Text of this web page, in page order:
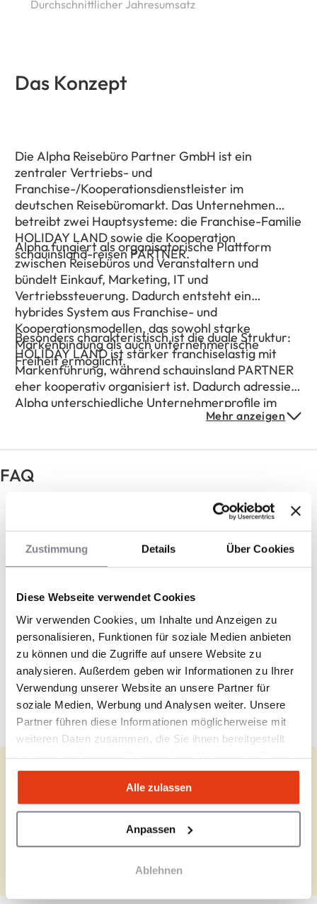
Zustimmung Details Über Cookies
Diese Webseite verwendet Cookies
Wir verwenden Cookies, um Inhalte und Anzeigen zu
personalisieren, Funktionen für soziale Medien anbieten
zu können und die Zugriffe auf unsere Website zu
analysieren. Außerdem geben wir Informationen zu Ihrer
Verwendung unserer Website an unsere Partner für
soziale Medien, Werbung und Analysen weiter. Unsere
Partner führen diese Informationen möglicherweise mit
weiteren Daten zusammen, die Sie ihnen bereitgestellt
gesammelt haben.
Alle zulassen
Anpassen
Ablehnen
Durchschnittlicher Jahresumsatz
Das Konzept
Die Alpha Reisebüro Partner GmbH ist ein
zentraler Vertriebs- und
Franchise-/Kooperationsdienstleister im
deutschen Reisebüromarkt. Das Unternehmen
betreibt zwei Hauptsysteme: die Franchise-Familie
HOLIDAY LAND sowie die Kooperation
schauinsland-reisen PARTNER.
Alpha fungiert als organisatorische Plattform
zwischen Reisebüros und Veranstaltern und
bündelt Einkauf, Marketing, IT und
Vertriebssteuerung. Dadurch entsteht ein
hybrides System aus Franchise- und
Kooperationsmodellen, das sowohl starke
Markenbindung als auch unternehmerische
Freiheit ermöglicht.
Besonders charakteristisch ist die duale Struktur:
HOLIDAY LAND ist stärker franchiselastig mit
Markenführung, während schauinsland PARTNER
eher kooperativ organisiert ist. Dadurch adressiert
Alpha unterschiedliche Unternehmerprofile im
Mehr anzeigen
FAQ
Was ist das Alpha Netzwerk genau –
Wie unterscheiden sich die beiden
Modelle wirtschaftlich im Alltag?
Wie viel unternehmerische Freiheit habe
ich wirklich?
Welche Rolle spielt der Veranstalter
schauinsland-reisen im Netzwerk?
Welche Risiken und Abhängigkeiten
entstehen durch das System?
Sie vertreten Alpha Reisebüro Partner
GmbH?
Vervollständigen Sie die fehlenden Angaben und überprüfen Sie
Ausfüllen